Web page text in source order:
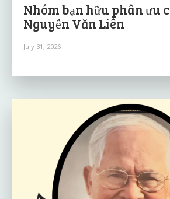
Nhóm bạn hữu phân ưu
Nguyễn Văn Liên
July 31, 2026